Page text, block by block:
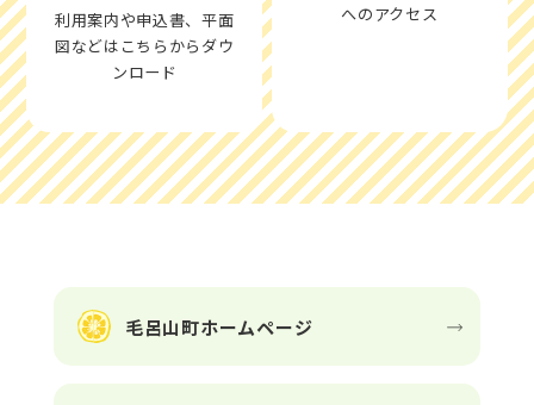
利用案内や申込書、平面
図などはこちらからダウ
ンロード
へのアクセス
毛呂山町ホームページ